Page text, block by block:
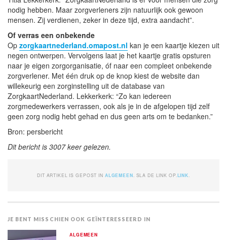
nodig hebben. Maar zorgverleners zijn natuurlijk ook gewoon
mensen. Zij verdienen, zeker in deze tijd, extra aandacht”.
Of verras een onbekende
Op zorgkaartnederland.omapost.nl kan je een kaartje kiezen uit
negen ontwerpen. Vervolgens laat je het kaartje gratis opsturen
naar je eigen zorgorganisatie, óf naar een compleet onbekende
zorgverlener. Met één druk op de knop kiest de website dan
willekeurig een zorginstelling uit de database van
ZorgkaartNederland. Lekkerkerk: “Zo kan iedereen
zorgmedewerkers verrassen, ook als je in de afgelopen tijd zelf
geen zorg nodig hebt gehad en dus geen arts om te bedanken.”
Bron: persbericht
Dit bericht is 3007 keer gelezen.
DIT ARTIKEL IS GEPOST IN ALGEMEEN . SLA DE LINK OP. LINK
JE BENT MISSCHIEN OOK GEÏNTERESSEERD IN
ALGEMEEN